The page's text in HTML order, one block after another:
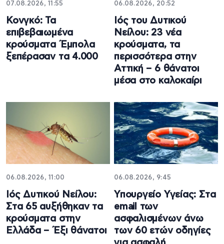
07.08.2026, 11:55
Κονγκό: Τα
επιβεβαιωμένα
κρούσματα Έμπολα
ξεπέρασαν τα 4.000
06.08.2026, 20:52
Ιός του Δυτικού
Νείλου: 23 νέα
κρούσματα, τα
περισσότερα στην
Αττική – 6 θάνατοι
μέσα στο καλοκαίρι
06.08.2026, 11:00
Ιός Δυτικού Νείλου:
Στα 65 αυξήθηκαν τα
κρούσματα στην
Ελλάδα – Έξι θάνατοι
06.08.2026, 9:45
Υπουργείο Υγείας: Στα
email των
ασφαλισμένων άνω
των 60 ετών οδηγίες